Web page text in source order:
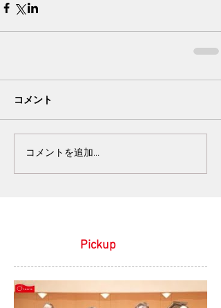
コメント
コメントを追加…
Pickup